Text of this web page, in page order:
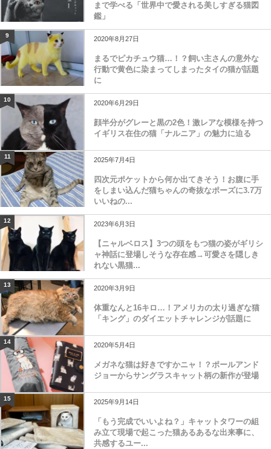
まで学べる「世界中で愛される美しすぎる猫図
鑑」
9 2020年8月27日
まるでピカチュウ猫…！？飼い主さんの意外な
行動で黄色に染まってしまったタイの猫が話題
に
10 2020年6月29日
顔半分がグレーと黒の2色！激レアな模様を持つ
イギリス在住の猫「ナルニア」の魅力に迫る
11 2025年7月4日
四次元ポケットから何か出てきそう！お腹に手
をしまい込んだ猫ちゃんの奇抜なポーズに3.7万
いいねの...
12 2023年6月3日
【ニャルベロス】3つの頭をもつ猫の姿がギリシ
ャ神話に登場しそうな存在感→可愛さを隠しき
れない黒猫...
13 2020年3月9日
体重なんと16キロ…！アメリカの太り過ぎな猫
「キング」のダイエットチャレンジが話題に
14 2020年5月4日
メガネな猫は好きですかニャ！？ポールアンド
ジョーからサングラスキャット柄の新作が登場
15 2025年9月14日
「もう完成でいいよね？」キャットタワーの組
み立て現場で起こった猫あるあるな出来事に、
共感するユー...